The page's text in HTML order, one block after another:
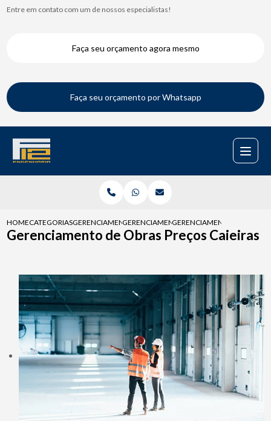
Entre em contato com um de nossos especialistas!
Faça seu orçamento agora mesmo
Faça seu orçamento por Whatsapp
HOMECATEGORIASGERENCIAMENTOS DE OBRASGERENCIAMENTO DE OBRAS CIVIS
GERENCIAMENTO DE OBRAS
Gerenciamento de Obras Preços Caieiras